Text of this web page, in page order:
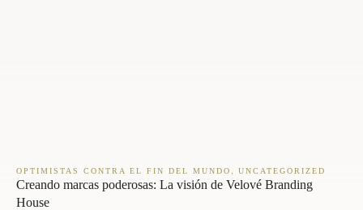
OPTIMISTAS CONTRA EL FIN DEL MUNDO , UNCATEGORIZED
Creando marcas poderosas: La visión de Velové Branding
House